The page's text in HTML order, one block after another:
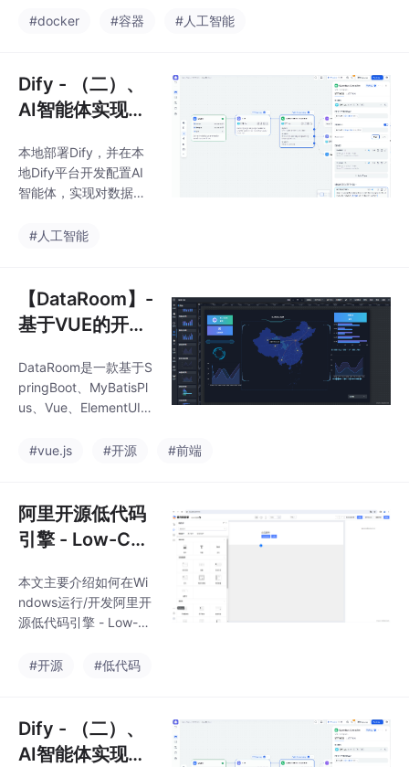
#docker
#容器 #人工智能
Dify - （二）、
AI智能体实现将
SQL
本地部署Dify，并在本
地Dify平台开发配置AI
智能体，实现对数据表
实现将自然语言转换为
#人工智能
【DataRoom】-
基于VUE的开源
计器
DataRoom是一款基于S
pringBoot、MyBatisPl
us、Vue、ElementUI、
栈的大屏设计器，具备
PostgreSQL、SQLSer
ver、ElasticSearch、J
SON、JS、HTTP、Gr
用简单，完全免费，代
码开源。
#vue.js #开源 #前端
阿里开源低代码
引擎 - Low-Cod
本文主要介绍如何在Wi
ndows运行/开发阿里开
源低代码引擎 - Low-C
#开源
#低代码
Dify - （二）、
AI智能体实现将